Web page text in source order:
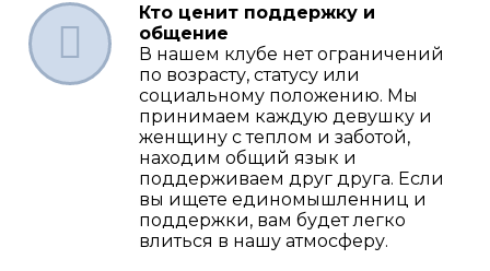
Кто ценит поддержку и
общение
В нашем клубе нет ограничений
по возрасту, статусу или
социальному положению. Мы
принимаем каждую девушку и
женщину с теплом и заботой,
находим общий язык и
поддерживаем друг друга. Если
вы ищете единомышленниц и
поддержки, вам будет легко
влиться в нашу атмосферу.